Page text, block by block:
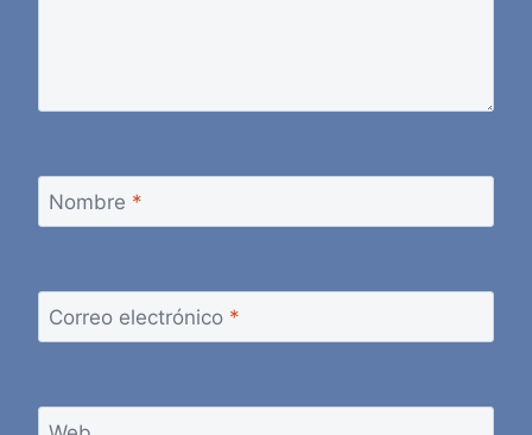
Nombre *
Correo electrónico *